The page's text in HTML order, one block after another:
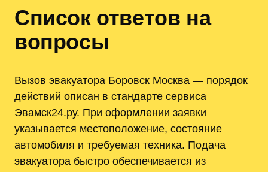
Список ответов на
вопросы
Вызов эвакуатора Боровск Москва — порядок
действий описан в стандарте сервиса
Эвамск24.ру. При оформлении заявки
указывается местоположение, состояние
автомобиля и требуемая техника. Подача
эвакуатора быстро обеспечивается из